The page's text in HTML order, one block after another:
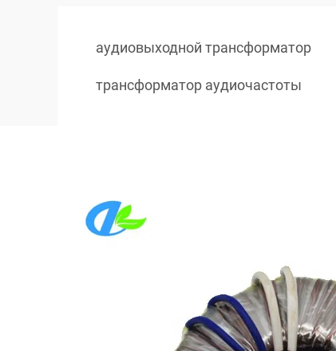
аудиовыходной трансформатор
трансформатор аудиочастоты